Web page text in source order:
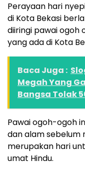
Perayaan hari
di Kota Bekasi
diiringi pawai ogoh
yang ada di Kota
Baca Juga :
Megah Yang
Bangsa Tolak
Pawai ogoh-ogoh
dan alam sebelum
merupakan hari
umat Hindu.